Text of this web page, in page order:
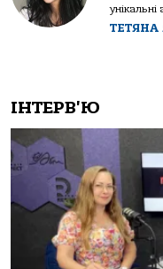
унікальні
ІНТЕРВ'Ю